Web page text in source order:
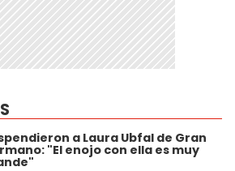
a Laura Ubfal de Gran
"El enojo con ella es muy